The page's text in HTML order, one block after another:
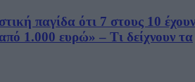
παγίδα ότι 7 στους 10 έχουν
1.000 ευρώ» – Τι δείχνουν τα